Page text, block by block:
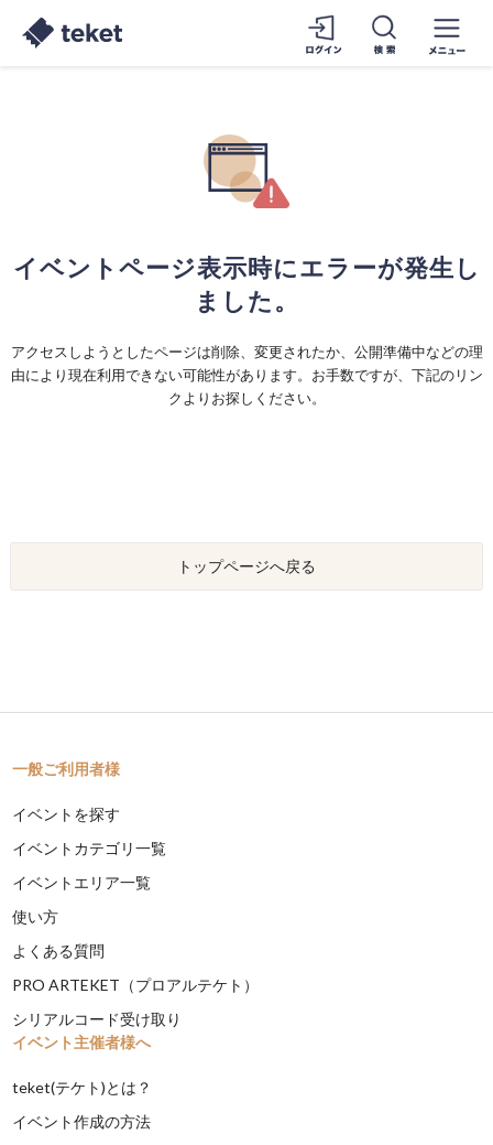
イベントページ表示時にエラーが発生し
ました。
アクセスしようとしたページは削除、変更されたか、公開準備中などの理
由により現在利用できない可能性があります。お手数ですが、下記のリン
クよりお探しください。
トップページへ戻る
一般ご利用者様
イベントを探す
イベントカテゴリ一覧
イベントエリア一覧
使い方
よくある質問
PRO ARTEKET（プロアルテケト）
シリアルコード受け取り
イベント主催者様へ
teket(テケト)とは？
イベント作成の方法